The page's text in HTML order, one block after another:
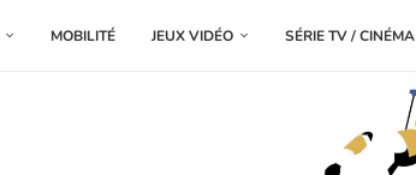
MOBILITÉ JEUX VIDÉO SÉRIE TV / CINÉMA